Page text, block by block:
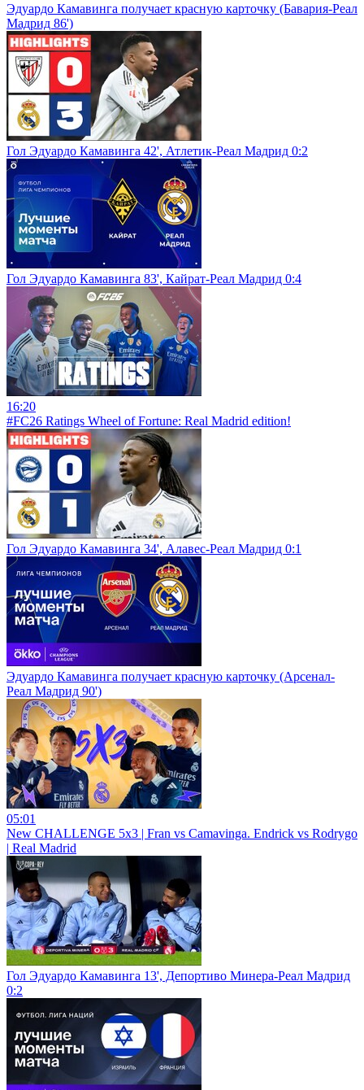
Эдуардо Камавинга получает красную карточку (Бавария-Реал
Мадрид 86')
Гол Эдуардо Камавинга 42', Атлетик-Реал Мадрид 0:2
Гол Эдуардо Камавинга 83', Кайрат-Реал Мадрид 0:4
16:20
#FC26 Ratings Wheel of Fortune: Real Madrid edition!
Гол Эдуардо Камавинга 34', Алавес-Реал Мадрид 0:1
Эдуардо Камавинга получает красную карточку (Арсенал-
Реал Мадрид 90')
05:01
New CHALLENGE 5x3 | Fran vs Camavinga. Endrick vs Rodrygo
| Real Madrid
Гол Эдуардо Камавинга 13', Депортиво Минера-Реал Мадрид
0:2